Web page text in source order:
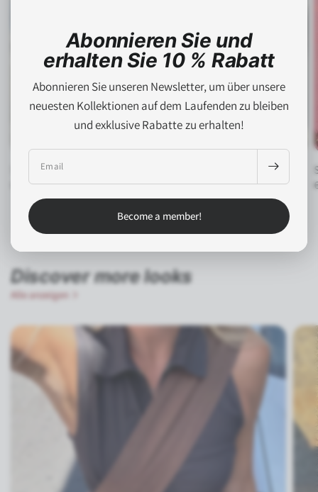
Sofia Tasche
€49,95 €49,95
Discover more looks
Alle anzeigen
Abonnieren Sie und
erhalten Sie 10 % Rabatt
Abonnieren Sie unseren Newsletter, um über unsere
neuesten Kollektionen auf dem Laufenden zu bleiben
und exklusive Rabatte zu erhalten!
Email
Become a member!